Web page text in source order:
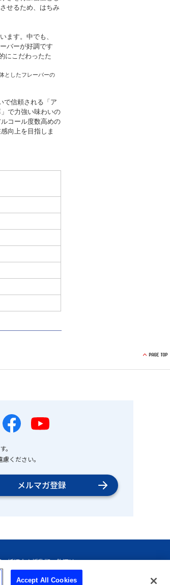
せるため、はちみ
ます。中でも、
バーが好調です
にこだわったた
としたフレーバーの
で信頼される「ア
で力強い味わいの
コール度数高めの
向上を目指しま
。
ください。
メルマガ登録
Accept All Cookies